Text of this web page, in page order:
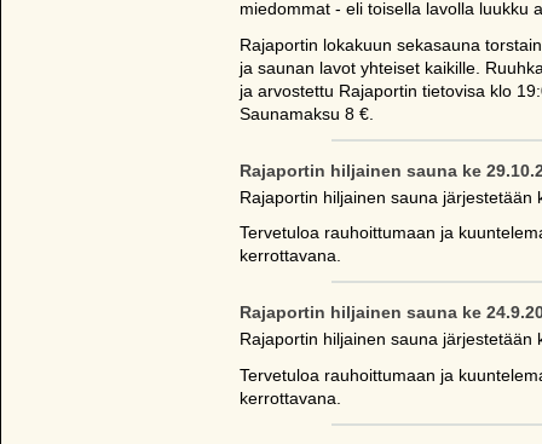
miedommat - eli toisella lavolla luukku
Rajaportin lokakuun sekasauna
ja saunan lavot yhteiset kaikille.
ja arvostettu Rajaportin tietovisa klo
Saunamaksu 8 €.
Rajaportin hiljainen sauna ke
Rajaportin hiljainen sauna
Tervetuloa rauhoittumaan ja
kerrottavana.
Rajaportin hiljainen sauna ke
Rajaportin hiljainen sauna
Tervetuloa rauhoittumaan ja
kerrottavana.